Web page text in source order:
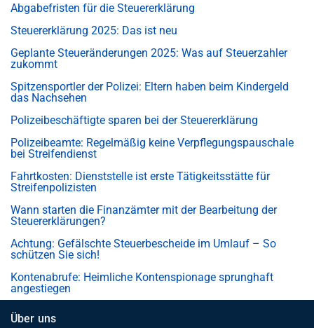
Abgabefristen für die Steuererklärung
Steuererklärung 2025: Das ist neu
Geplante Steueränderungen 2025: Was auf Steuerzahler
zukommt
Spitzensportler der Polizei: Eltern haben beim Kindergeld
das Nachsehen
Polizeibeschäftigte sparen bei der Steuererklärung
Polizeibeamte: Regelmäßig keine Verpflegungspauschale
bei Streifendienst
Fahrtkosten: Dienststelle ist erste Tätigkeitsstätte für
Streifenpolizisten
Wann starten die Finanzämter mit der Bearbeitung der
Steuererklärungen?
Achtung: Gefälschte Steuerbescheide im Umlauf – So
schützen Sie sich!
Kontenabrufe: Heimliche Kontenspionage sprunghaft
angestiegen
Über uns